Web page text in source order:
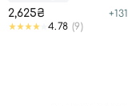
2,625₴ +131
4.78 (9)